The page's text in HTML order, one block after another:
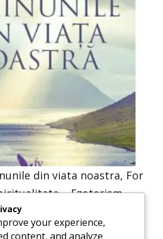
din viata noastra, For
– Ezoterism
lei
your experience,
content, and analyze